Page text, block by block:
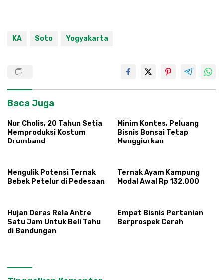
KA Soto Yogyakarta
Baca Juga
Nur Cholis, 20 Tahun Setia
Memproduksi Kostum
Drumband
Minim Kontes, Peluang
Bisnis Bonsai Tetap
Menggiurkan
Mengulik Potensi Ternak
Bebek Petelur di Pedesaan
Ternak Ayam Kampung
Modal Awal Rp 132.000
Hujan Deras Rela Antre
Satu Jam Untuk Beli Tahu
di Bandungan
Empat Bisnis Pertanian
Berprospek Cerah